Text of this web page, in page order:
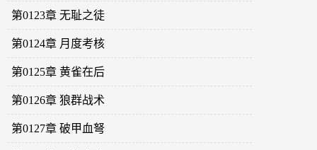
第0123章 无耻之徒
第0124章 月度考核
第0125章 黄雀在后
第0126章 狼群战术
第0127章 破甲血弩